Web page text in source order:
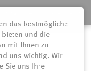
das bestmögliche
bieten und die
mit Ihnen zu
uns wichtig. Wir
Sie uns Ihre